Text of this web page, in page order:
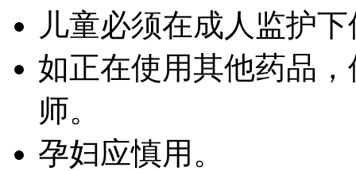
儿童必须在成人监护
如正在使用其他药品
师。
孕妇应慎用。